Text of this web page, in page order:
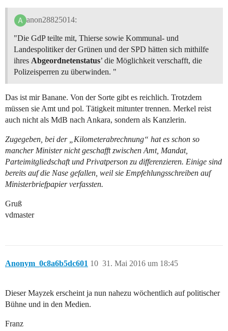
anon28825014:
"Die GdP teilte mit, Thierse sowie Kommunal- und
Landespolitiker der Grünen und der SPD hätten sich mithilfe
ihres Abgeordnetenstatus’ die Möglichkeit verschafft, die
Polizeisperren zu überwinden. "
Das ist mir Banane. Von der Sorte gibt es reichlich. Trotzdem
müssen sie Amt und pol. Tätigkeit mitunter trennen. Merkel reist
auch nicht als MdB nach Ankara, sondern als Kanzlerin.
Zugegeben, bei der „Kilometerabrechnung“ hat es schon so
mancher Minister nicht geschafft zwischen Amt, Mandat,
Parteimitgliedschaft und Privatperson zu differenzieren. Einige sind
bereits auf die Nase gefallen, weil sie Empfehlungsschreiben auf
Ministerbriefpapier verfassten.
Gruß
vdmaster
Anonym_0c8a6b5dc601 31. Mai 2016 um 18:45
10
Dieser Mayzek erscheint ja nun nahezu wöchentlich auf politischer
Bühne und in den Medien.
Franz